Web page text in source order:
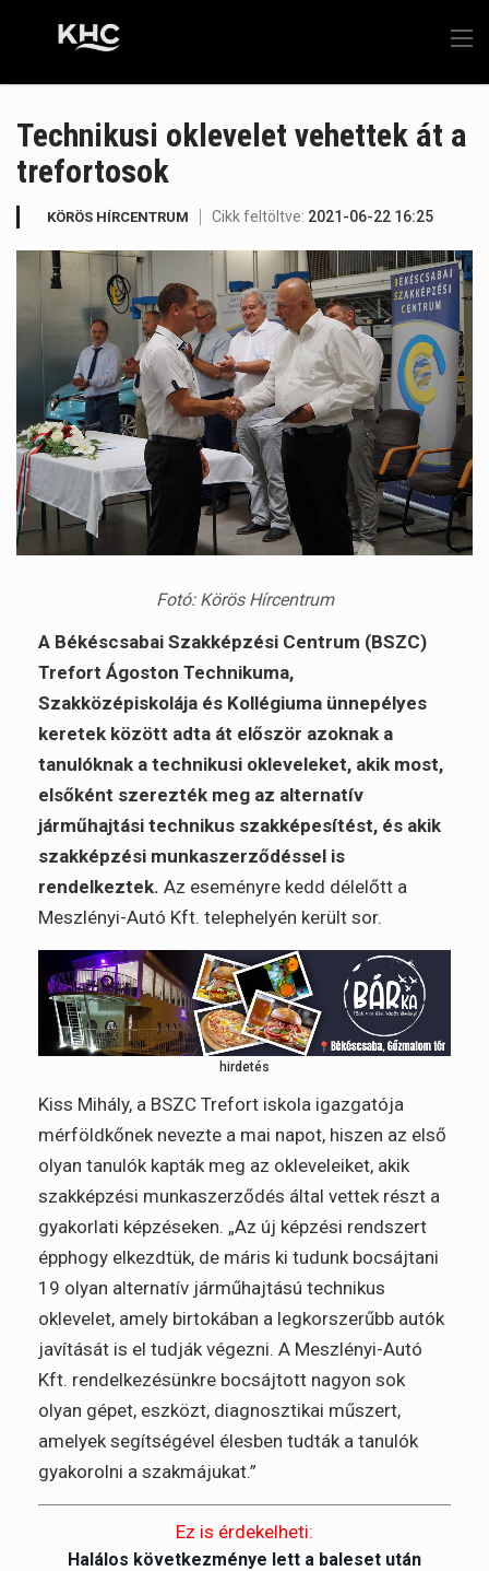
Technikusi oklevelet vehettek át a
trefortosok
KÖRÖS HÍRCENTRUM Cikk feltöltve: 2021-06-22 16:25
Fotó: Körös Hírcentrum
A Békéscsabai Szakképzési Centrum (BSZC)
Trefort Ágoston Technikuma,
Szakközépiskolája és Kollégiuma ünnepélyes
keretek között adta át először azoknak a
tanulóknak a technikusi okleveleket, akik most,
elsőként szerezték meg az alternatív
járműhajtási technikus szakképesítést, és akik
szakképzési munkaszerződéssel is
rendelkeztek. Az eseményre kedd délelőtt a
Meszlényi-Autó Kft. telephelyén került sor.
hirdetés
Kiss Mihály, a BSZC Trefort iskola igazgatója
mérföldkőnek nevezte a mai napot, hiszen az első
olyan tanulók kapták meg az okleveleiket, akik
szakképzési munkaszerződés által vettek részt a
gyakorlati képzéseken. „Az új képzési rendszert
épphogy elkezdtük, de máris ki tudunk bocsájtani
19 olyan alternatív járműhajtású technikus
oklevelet, amely birtokában a legkorszerűbb autók
javítását is el tudják végezni. A Meszlényi-Autó
Kft. rendelkezésünkre bocsájtott nagyon sok
olyan gépet, eszközt, diagnosztikai műszert,
amelyek segítségével élesben tudták a tanulók
gyakorolni a szakmájukat.”
Ez is érdekelheti:
Halálos következménye lett a baleset után